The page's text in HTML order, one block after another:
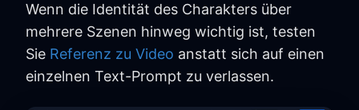
Wenn die Identität des Charakters über
mehrere Szenen hinweg wichtig ist, testen
Sie Referenz zu Video anstatt sich auf einen
einzelnen Text-Prompt zu verlassen.